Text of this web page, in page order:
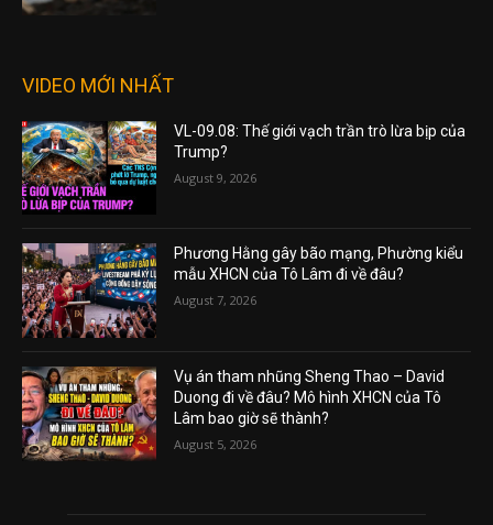
VIDEO MỚI NHẤT
VL-09.08: Thế giới vạch trần trò lừa bịp của
Trump?
August 9, 2026
Phương Hằng gây bão mạng, Phường kiểu
mẫu XHCN của Tô Lâm đi về đâu?
August 7, 2026
Vụ án tham nhũng Sheng Thao – David
Duong đi về đâu? Mô hình XHCN của Tô
Lâm bao giờ sẽ thành?
August 5, 2026